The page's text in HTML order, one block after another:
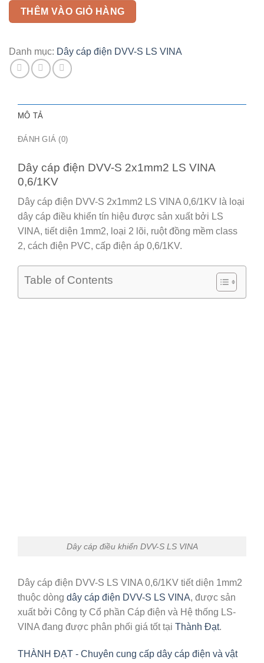
2x1mm2
LS
0,6/1KV
số
lượng
THÊM VÀO GIỎ HÀNG
Danh mục: Dây cáp điện DVV-S LS VINA
MÔ TẢ
ĐÁNH GIÁ (0)
Dây cáp điện DVV-S 2x1mm2 LS VINA
0,6/1KV
Dây cáp điện DVV-S 2x1mm2 LS VINA 0,6/1KV là loại
dây cáp điều khiển tín hiệu được sản xuất bởi LS
VINA, tiết diện 1mm2, loại 2 lõi, ruột đồng mềm class
2, cách điện PVC, cấp điện áp 0,6/1KV.
Table of Contents
Dây cáp điều khiển DVV-S LS VINA
Dây cáp điện DVV-S LS VINA 0,6/1KV tiết diện 1mm2
thuộc dòng dây cáp điện DVV-S LS VINA, được sản
xuất bởi Công ty Cổ phần Cáp điện và Hệ thống LS-
VINA đang được phân phối giá tốt tại Thành Đạt.
THÀNH ĐẠT - Chuyên cung cấp dây cáp điện và vật